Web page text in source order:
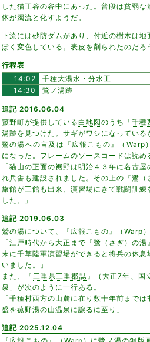
した猫正谷の谷中にあった。普段は貧弱
体が濁流と化すようだ。
下流には砂防ダムがあり、付近の樹木は
ぽく変色している。表皮を削られたのだろ
行程表
14:02
千種大湯水・分水工
14:30
鷺ノ湯跡
追記 2016.06.04
菰野町が提供している白地図のうち「千種
湯跡を見つけた。サギがワシになっている
鷺の湯への言及は『 広報こもの』（Warp
になった。フレームのソースコードは読め
「猫山の正面の裾野は明治４３年に名古
れ兵舎も建設されました。その上の『鷺（
旅館が三館も出来、演習場にきて戦闘訓練
した。」
追記 2019.06.03
鷲の湯について、『 広報こもの』（Warp
「江戸時代から大正まで『鷺（さぎ）の
末に千草陸軍演習場ができると将兵の休
いました。」
また、『 三重県三重郡誌』（大正7年、国
泉」が次のように一行ある。
「千種村西方の山麓に在り数十年前まで
盛を菰野湯の山温泉に譲るに至り」
追記 2025.12.04